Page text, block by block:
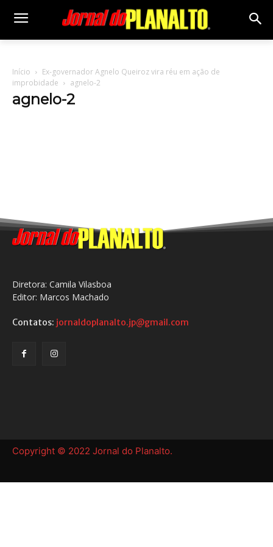
Início
Ex-governador Agnelo Queiroz vira réu em ação de
improbidade
agnelo-2
agnelo-2
Diretora: Camila Vilasboa
Editor: Marcos Machado
Contatos: jornaldoplanalto.jp@gmail.com
Copyright © 2022 Jornal do Planalto.